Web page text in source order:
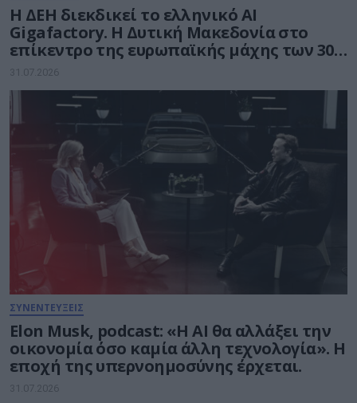
Η ΔΕΗ διεκδικεί το ελληνικό AI
Gigafactory. Η Δυτική Μακεδονία στο
επίκεντρο της ευρωπαϊκής μάχης των 30
δισ. ευρώ για την Τεχνητή Νοημοσύνη
31.07.2026
ΣΥΝΕΝΤΕΥΞΕΙΣ
Elon Musk, podcast: «Η AI θα αλλάξει την
οικονομία όσο καμία άλλη τεχνολογία». Η
εποχή της υπερνοημοσύνης έρχεται.
31.07.2026